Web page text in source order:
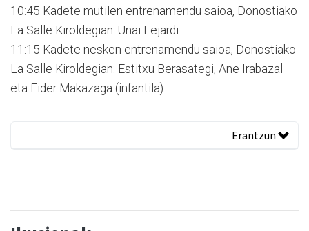
10:45 Kadete mutilen entrenamendu saioa, Donostiako
La Salle Kiroldegian: Unai Lejardi.
11:15 Kadete nesken entrenamendu saioa, Donostiako
La Salle Kiroldegian: Estitxu Berasategi, Ane Irabazal
eta Eider Makazaga (infantila).
Erantzun